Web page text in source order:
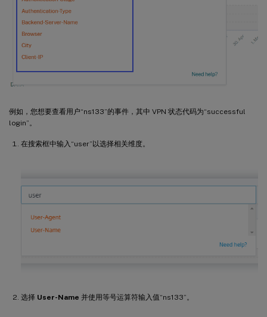
例如，您想要查看用户“ns133”的事件，其中 VPN 状态代码为“successful
login”。
在搜索框中输入“user”以选择相关维度。
选择 User-Name 并使用等号运算符输入值“ns133”。